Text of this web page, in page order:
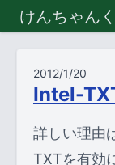
けんちゃん
2012/1/20
Intel-
詳しい理由
TXTを有効